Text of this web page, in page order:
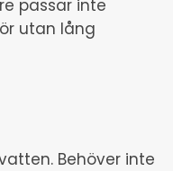
passar inte
utan lång
Behöver inte